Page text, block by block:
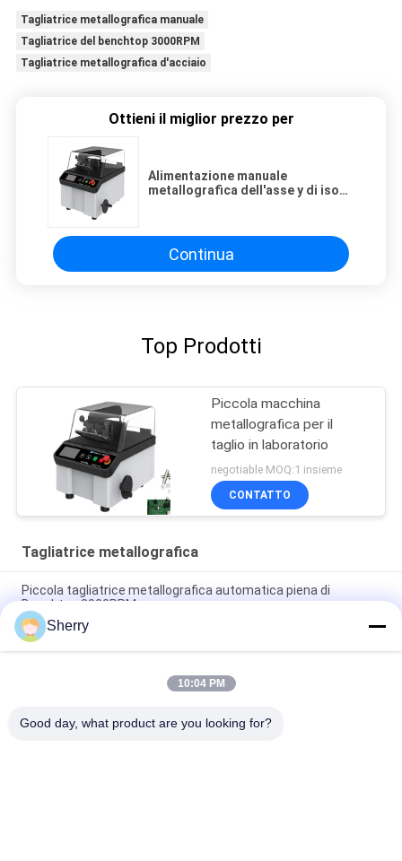
Tagliatrice metallografica manuale
Tagliatrice del benchtop 3000RPM
Tagliatrice metallografica d'acciaio
Ottieni il miglior prezzo per
Alimentazione manuale
metallografica dell'asse y di iso
Continua
Top Prodotti
Piccola macchina
metallografica per il
taglio in laboratorio
negotiable MOQ:1 insieme
CONTATTO
Tagliatrice metallografica
Piccola tagliatrice metallografica automatica piena di
Benchtop 3000RPM
Esposizione LCD metallografica 600mm della tagliatrice
dell'esemplare automatico
Alimentazione manuale metallografica dell'asse y di iso della
Sherry
10:04 PM
Good day, what product are you looking for?